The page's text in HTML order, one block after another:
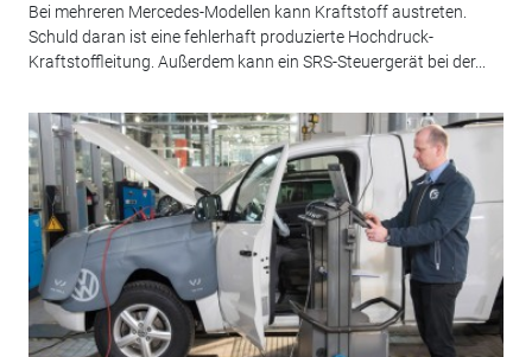
Bei mehreren Mercedes-Modellen kann Kraftstoff austreten.
Schuld daran ist eine fehlerhaft produzierte Hochdruck-
Kraftstoffleitung. Außerdem kann ein SRS-Steuergerät bei der...